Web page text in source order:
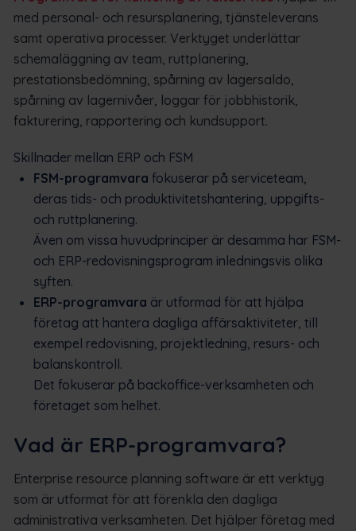
med personal- och resursplanering, tjänsteleverans
samt operativa processer. Verktyget underlättar
schemaläggning av team, ruttplanering,
prestationsbedömning, spårning av lagersaldo,
spårning av lagernivåer, loggar för jobbhistorik,
fakturering, rapportering och kundsupport.
Skillnader mellan ERP och FSM
FSM-programvara fokuserar på serviceteam,
deras tids- och produktivitetshantering, uppgifts-
och ruttplanering.
Även om vissa huvudprinciper är desamma har FSM-
och ERP-redovisningsprogram inledningsvis olika
syften.
ERP-programvara är utformad för att hjälpa
företag att hantera dagliga affärsaktiviteter, till
exempel redovisning, projektledning, resurs- och
balanskontroll.
Det fokuserar på backoffice-verksamheten och
företaget som helhet.
Vad är ERP-programvara?
Enterprise resource planning software är ett verktyg
som är utformat för att förenkla den dagliga
administrativa verksamheten. Det hjälper företag med